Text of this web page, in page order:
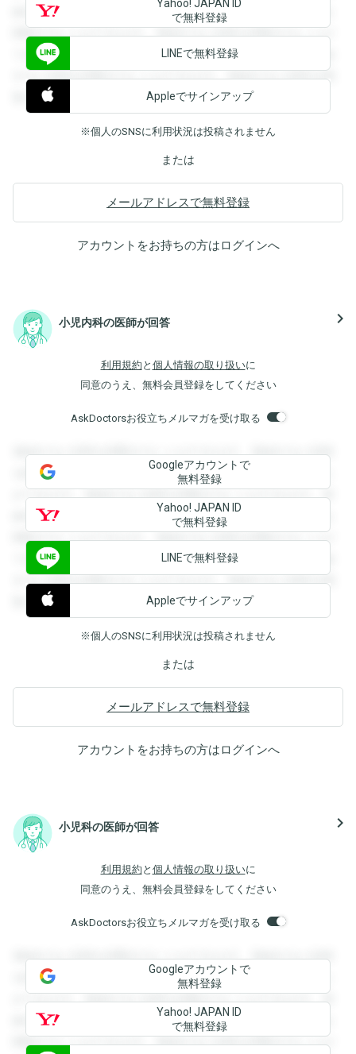
録すると回答を閲覧することができます。登録すると回答を
閲覧することができます。登録すると回答を閲覧することが
できます。登録すると回答を閲覧することができます。登録
すると回答を閲覧することができます。登録すると回答を閲
覧することができます。
Yahoo! JAPAN ID
で無料登録
LINEで無料登録
Appleでサインアップ
※個人のSNSに利用状況は投稿されません
または
メールアドレスで無料登録
アカウントをお持ちの方はログインへ
小児内科の医師が回答 navigate_next
利用規約 と 個人情報の取り扱いに
同意のうえ、無料会員登録をしてください
AskDoctorsお役立ちメルマガを受け取る
登録すると回答を閲覧することができます。登録すると回答
を閲覧することができます。登録すると回答を閲覧すること
ができます。登録すると回答を閲覧することができます。登
録すると回答を閲覧することができます。登録すると回答を
閲覧することができます。登録すると回答を閲覧することが
できます。登録すると回答を閲覧することができます。登録
すると回答を閲覧することができます。登録すると回答を閲
覧することができます。
Googleアカウントで
無料登録
Yahoo! JAPAN ID
で無料登録
LINEで無料登録
Appleでサインアップ
※個人のSNSに利用状況は投稿されません
または
メールアドレスで無料登録
アカウントをお持ちの方はログインへ
小児科の医師が回答 navigate_next
利用規約 と 個人情報の取り扱いに
同意のうえ、無料会員登録をしてください
AskDoctorsお役立ちメルマガを受け取る
登録すると回答を閲覧することができます。登録すると回答
を閲覧することができます。登録すると回答を閲覧すること
ができます。登録すると回答を閲覧することができます。登
録すると回答を閲覧することができます。登録すると回答を
閲覧することができます。登録すると回答を閲覧することが
Googleアカウントで
無料登録
Yahoo! JAPAN ID
で無料登録